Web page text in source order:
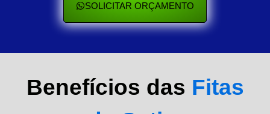
SOLICITAR ORÇAMENTO
Benefícios das Fitas